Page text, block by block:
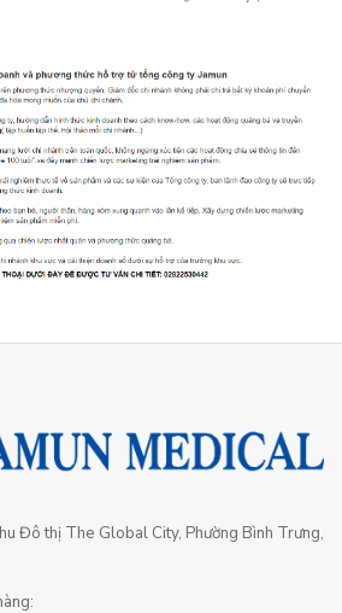
Đô thị The Global City, Phường Bình Trưng,